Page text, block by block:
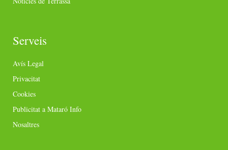
Serveis
Avís Legal
Privacitat
Cookies
Publicitat a Mataró Info
Nosaltres